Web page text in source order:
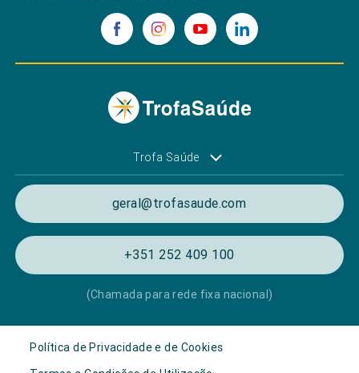
Trofa Saúde
geral@trofasaude.com
+351 252 409 100
(Chamada para rede fixa nacional)
Política de Privacidade e de Cookies